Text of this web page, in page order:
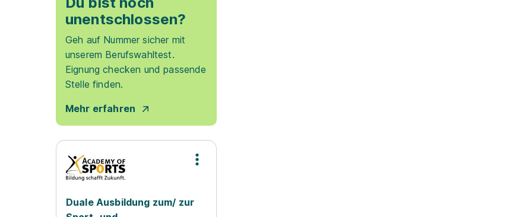
unentschlossen?
Geh auf Nummer sicher mit
unserem Berufswahltest.
Eignung checken und passende
Stelle finden.
Mehr erfahren
Duale Ausbildung zum/ zur